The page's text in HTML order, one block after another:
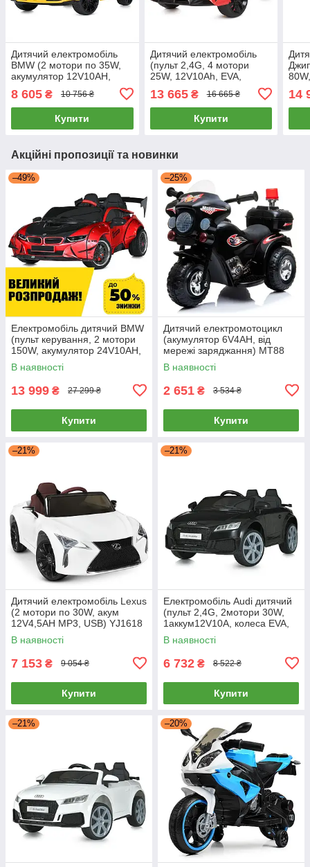
Дитячий електромобіль
BMW (2 мотори по 35W,
акумулятор 12V10AH,
EVA, пульт 2,4G) Bambi M
5096EBLR-6 Жовтий
8 605 ₴ 10 756 ₴
Купити
Дитячий електромобіль
(пульт 2,4G, 4 мотори
25W, 12V10Ah, EVA,
5030EBLR-3 Червоний
13 665₴ 16 665 ₴
Купити
14
Акційні пропозиції та новинки
–49%
Електромобіль дитячий BMW
(пульт керування, 2 мотори
150W, акумулятор 24V10AH,
МР3, USB) M 5820EBLR-
3(24V)
В наявності
13 999 ₴ 27 299 ₴
Купити
–25%
Дитячий електромотоцикл
(акумулятор 6V4AH, від
мережі заряджання) MT88
Чорний
В наявності
2 651 ₴ 3 534 ₴
Купити
–21%
Дитячий електромобіль Lеxus
(2 мотори по 30W, акум
12V4,5AH MP3, USB) YJ1618
Білий
В наявності
7 153 ₴ 9 054 ₴
Купити
–21%
Електромобіль Audi дитячий
(пульт 2,4G, 2мотори 30W,
1аккум12V10A, колеса EVA,
MP3, USB) RS Roadster
Чорний
В наявності
6 732 ₴ 8 522 ₴
Купити
–21% –20%